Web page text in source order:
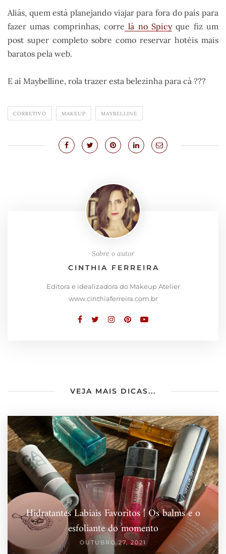
Aliás, quem está planejando viajar para fora do país para
fazer umas comprinhas, corre lá no Spicyque fiz um
post super completo sobre como reservar hotéis mais
baratos pela web.
E aí Maybelline, rola trazer esta belezinha para cá ???
CORRETIVO MAKEUP MAYBELLINE
Sobre o autor
CINTHIA FERREIRA
Editora e idealizadora do Makeup Atelier
www.cinthiaferreira.com.br
VEJA MAIS DICAS...
Hidratantes Labiais Favoritos | Os balms e o
esfoliante do momento
OUTUBRO 27, 2021